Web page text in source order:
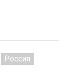
Россия